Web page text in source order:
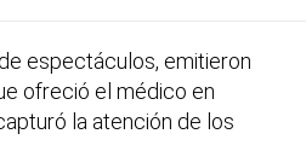
espectáculos, emitieron
ofreció el médico en
la atención de los